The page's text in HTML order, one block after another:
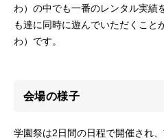
わ）の中でも一番のレンタル実績
も達に同時に遊んでいただくこと
わ）です。
会場の様子
学園祭は2日間の日程で開催され